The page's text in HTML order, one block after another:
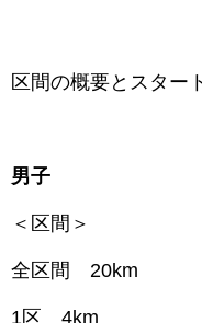
区間の概要とスター
男子
＜区間＞
全区間 20km
1区 4km